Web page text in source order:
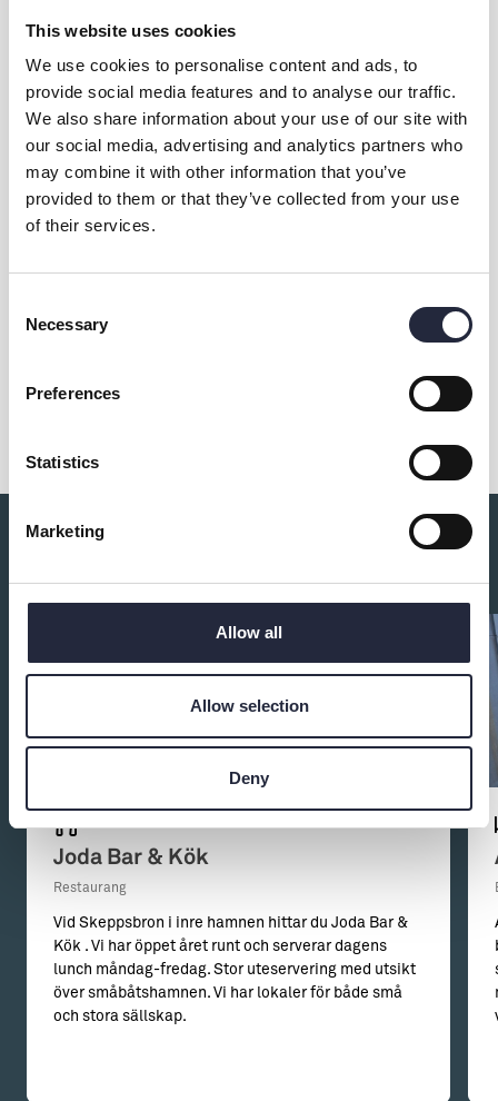
This website uses cookies
We use cookies to personalise content and ads, to
provide social media features and to analyse our traffic.
We also share information about your use of our site with
our social media, advertising and analytics partners who
may combine it with other information that you’ve
provided to them or that they’ve collected from your use
of their services.
Selection
Necessary
Preferences
Statistics
Marketing
Allow all
Allow selection
Deny
Kontakt & öppettider
Aktiviteten arrangeras av
Du kanske också är intresserad av:
Joda Bar & Kök
Restaurang
Vid Skeppsbron i inre hamnen hittar du Joda Bar &
Kök . Vi har öppet året runt och serverar dagens
lunch måndag-fredag. Stor uteservering med utsikt
över småbåtshamnen. Vi har lokaler för både små
och stora sällskap.